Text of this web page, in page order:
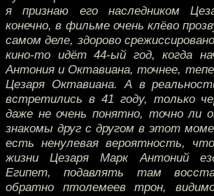
я признаю его наследником
конечно, в фильме очень клёво
самом деле, здорово
кино-то идёт 44-ый год, когда
Антония и Октавиана, точнее,
Цезаря Октавиана. А в
встретились в 41 году, только
даже не очень понятно, точно ли
знакомы друг с другом в этот
есть ненулевая вероятность,
жизни Цезаря Марк Антоний
Египет, подавлять там
обратно птолемеев трон,